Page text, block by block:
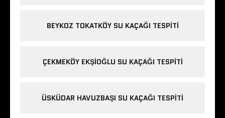
BEYKOZ TOKATKÖY SU KAÇAĞI TESPITI
ÇEKMEKÖY EKŞIOĞLU SU KAÇAĞI TESPITI
ÜSKÜDAR HAVUZBAŞI SU KAÇAĞI TESPITI